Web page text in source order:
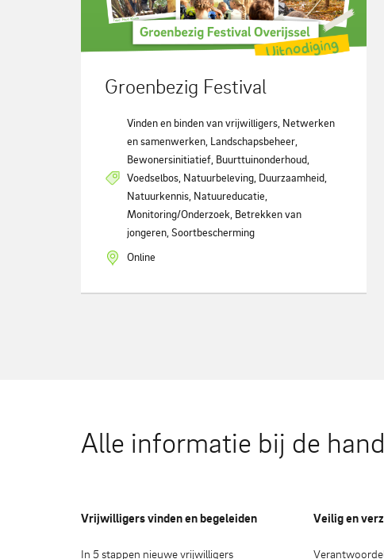
Groenbezig Festival
Vinden en binden van vrijwilligers, Netwerken
en samenwerken, Landschapsbeheer,
Bewonersinitiatief, Buurttuinonderhoud,
Voedselbos, Natuurbeleving, Duurzaamheid,
Natuurkennis, Natuureducatie,
Monitoring/Onderzoek, Betrekken van
jongeren, Soortbescherming
Online
Alle informatie bij de hand
Vrijwilligers vinden en begeleiden
In 5 stappen nieuwe vrijwilligers
Veilig en